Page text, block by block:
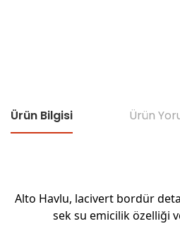
Ürün Bilgisi Ürün
Alto Havlu, lacivert bordür
sek su emicilik özelliği